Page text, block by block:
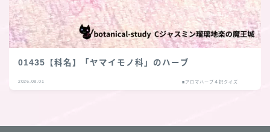
01435【科名】「ヤマイモノ科」のハーブ
2026.08.01 ■アロマハーブ４択クイズ